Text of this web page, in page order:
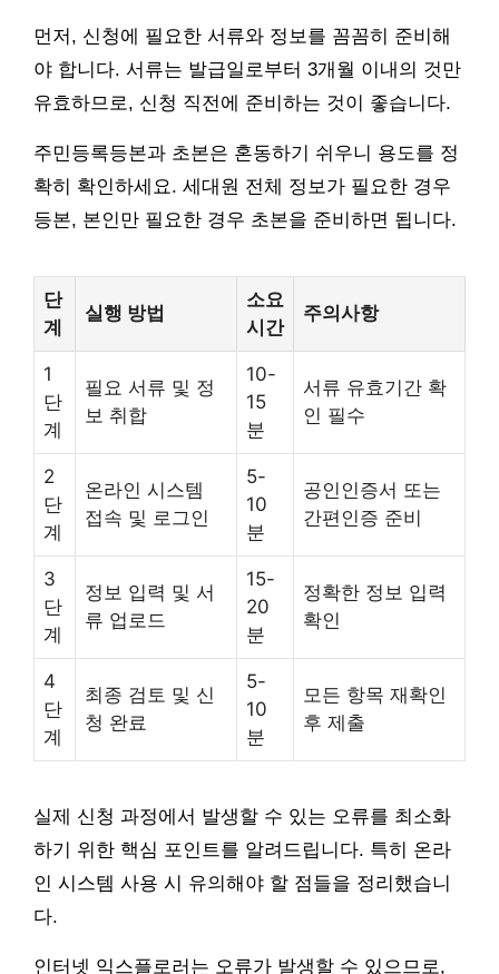
먼저, 신청에 필요한 서류와 정보를 꼼꼼히 준비해
야 합니다. 서류는 발급일로부터 3개월 이내의 것만
유효하므로, 신청 직전에 준비하는 것이 좋습니다.
주민등록등본과 초본은 혼동하기 쉬우니 용도를 정
확히 확인하세요. 세대원 전체 정보가 필요한 경우
등본, 본인만 필요한 경우 초본을 준비하면 됩니다.
단
계
실행 방법
소요
시간
주의사항
1
단
계
필요 서류 및 정
보 취합
10-
15
분
서류 유효기간 확
인 필수
2
단
계
온라인 시스템
접속 및 로그인
5-
10
분
공인인증서 또는
간편인증 준비
3
단
계
정보 입력 및 서
류 업로드
15-
20
분
정확한 정보 입력
확인
4
단
계
최종 검토 및 신
청 완료
5-
10
분
모든 항목 재확인
후 제출
실제 신청 과정에서 발생할 수 있는 오류를 최소화
하기 위한 핵심 포인트를 알려드립니다. 특히 온라
인 시스템 사용 시 유의해야 할 점들을 정리했습니
다.
인터넷 익스플로러는 오류가 발생할 수 있으므로,